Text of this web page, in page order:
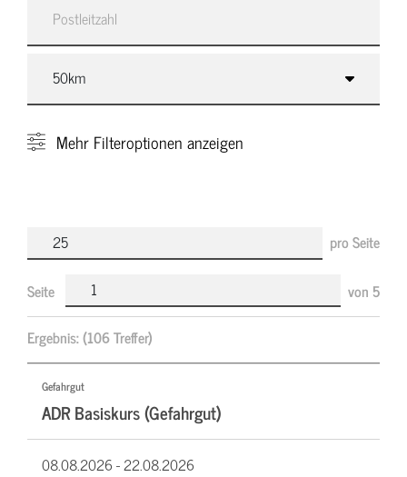
Mehr Filteroptionen anzeigen
pro Seite
Seite von 5
Ergebnis:(106 Treffer)
Gefahrgut
ADR Basiskurs (Gefahrgut)
08.08.2026 -22.08.2026